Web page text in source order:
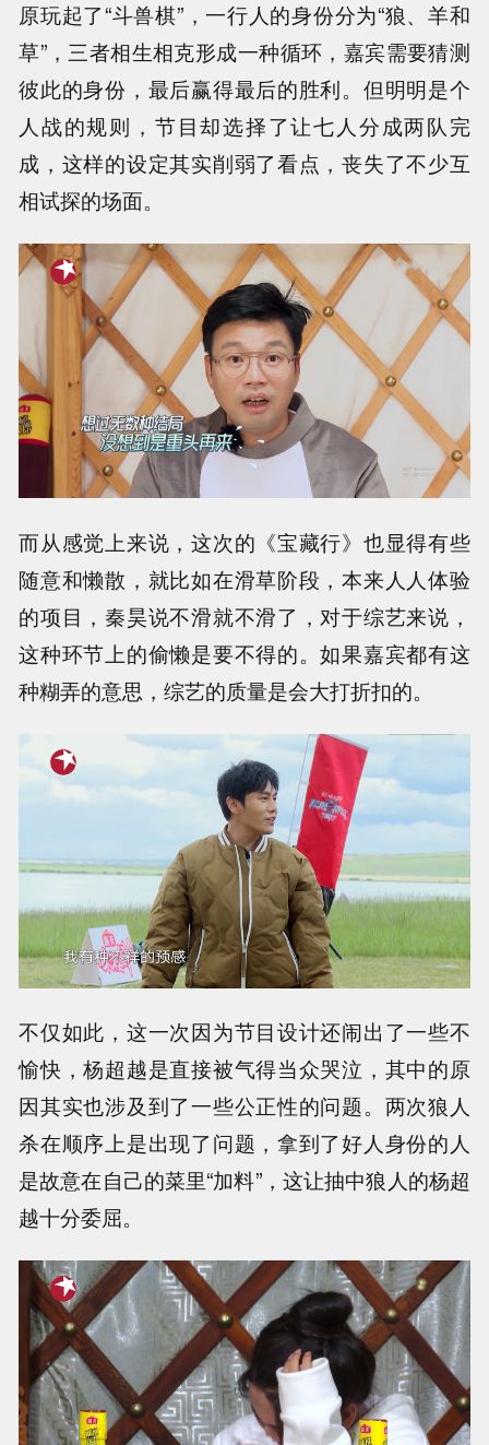
原玩起了“斗兽棋”，一行人的身份分为“狼、羊和
草”，三者相生相克形成一种循环，嘉宾需要猜测
彼此的身份，最后赢得最后的胜利。但明明是个
人战的规则，节目却选择了让七人分成两队完
成，这样的设定其实削弱了看点，丧失了不少互
相试探的场面。
而从感觉上来说，这次的《宝藏行》也显得有些
随意和懒散，就比如在滑草阶段，本来人人体验
的项目，秦昊说不滑就不滑了，对于综艺来说，
这种环节上的偷懒是要不得的。如果嘉宾都有这
种糊弄的意思，综艺的质量是会大打折扣的。
不仅如此，这一次因为节目设计还闹出了一些不
愉快，杨超越是直接被气得当众哭泣，其中的原
因其实也涉及到了一些公正性的问题。两次狼人
杀在顺序上是出现了问题，拿到了好人身份的人
是故意在自己的菜里“加料”，这让抽中狼人的杨超
越十分委屈。